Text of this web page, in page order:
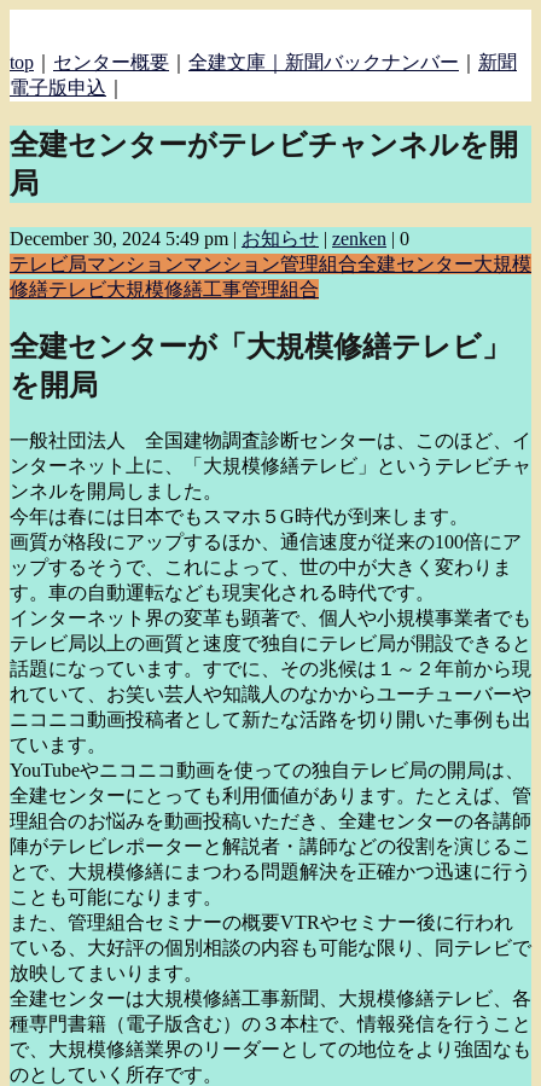
top センター概要 全建文庫｜ 新聞バックナンバー
新聞
電子版申込
全建センターがテレビチャンネルを開
局
December 30, 2024 5:49 pm | お知らせ | zenken | 0
テレビ局マンションマンション管理組合全建センター大規模
修繕テレビ大規模修繕工事管理組合
全建センターが「大規模修繕テレビ」
を開局
一般社団法人 全国建物調査診断センターは、このほど、イ
ンターネット上に、「大規模修繕テレビ」というテレビチャ
ンネルを開局しました。
今年は春には日本でもスマホ５G時代が到来します。
画質が格段にアップするほか、通信速度が従来の100倍にア
ップするそうで、これによって、世の中が大きく変わりま
す。車の自動運転なども現実化される時代です。
インターネット界の変革も顕著で、個人や小規模事業者でも
テレビ局以上の画質と速度で独自にテレビ局が開設できると
話題になっています。すでに、その兆候は１～２年前から現
れていて、お笑い芸人や知識人のなかからユーチューバーや
ニコニコ動画投稿者として新たな活路を切り開いた事例も出
ています。
YouTubeやニコニコ動画を使っての独自テレビ局の開局は、
全建センターにとっても利用価値があります。たとえば、管
理組合のお悩みを動画投稿いただき、全建センターの各講師
陣がテレビレポーターと解説者・講師などの役割を演じるこ
とで、大規模修繕にまつわる問題解決を正確かつ迅速に行う
ことも可能になります。
また、管理組合セミナーの概要VTRやセミナー後に行われ
ている、大好評の個別相談の内容も可能な限り、同テレビで
放映してまいります。
全建センターは大規模修繕工事新聞、大規模修繕テレビ、各
種専門書籍（電子版含む）の３本柱で、情報発信を行うこと
で、大規模修繕業界のリーダーとしての地位をより強固なも
のとしていく所存です。